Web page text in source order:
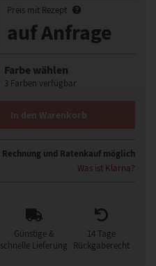
Preis mit Rezept
auf Anfrage
Farbe wählen
3 Farben verfügbar
In den Warenkorb
Rechnung und Ratenkauf möglich
Was ist Klarna?
Günstige &
schnelle Lieferung
14 Tage
Rückgaberecht